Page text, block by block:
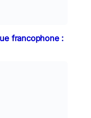
francophone :